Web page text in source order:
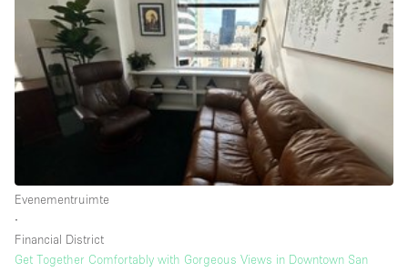
Creatieve ruimte
Dak
Evenementruimte
Foto / Filmstudio
Hal
Kantoorruimte
Evenementruimte
∙
Financial District
Get Together Comfortably with Gorgeous Views in Downtown San